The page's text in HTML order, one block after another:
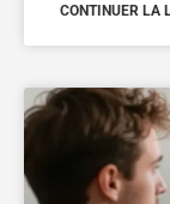
CONTINUER LA